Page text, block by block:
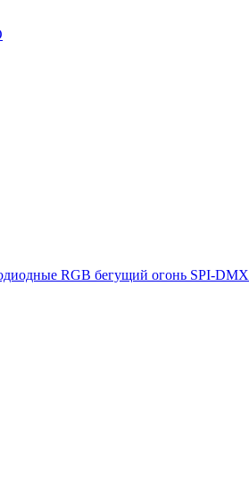
RGB бегущий огонь SPI-DMX